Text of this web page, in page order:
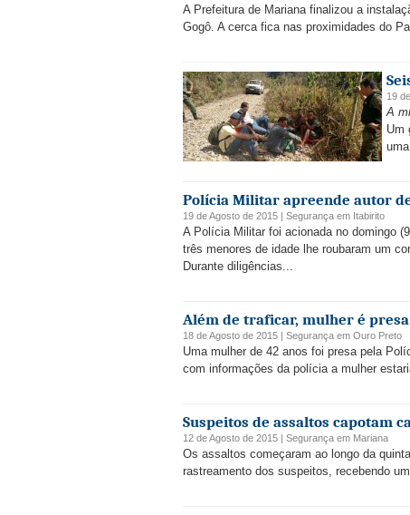
A Prefeitura de Mariana finalizou a
Gogô. A cerca fica nas proximidades do
19
A
Um
Polícia Militar apreende autor
19 de Agosto de 2015 | Segurança em Itabirito
A Polícia Militar foi acionada no domingo
três menores de idade lhe roubaram um
Durante diligências...
Além de traficar, mulher é
18 de Agosto de 2015 | Segurança em Ouro Preto
Uma mulher de 42 anos foi presa pela
com informações da polícia a mulher
Suspeitos de assaltos capotam
12 de Agosto de 2015 | Segurança em Mariana
Os assaltos começaram ao longo da
rastreamento dos suspeitos, recebendo